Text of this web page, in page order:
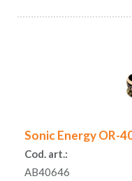
Sonic Energy OR-
Cod. art.:
AB40646